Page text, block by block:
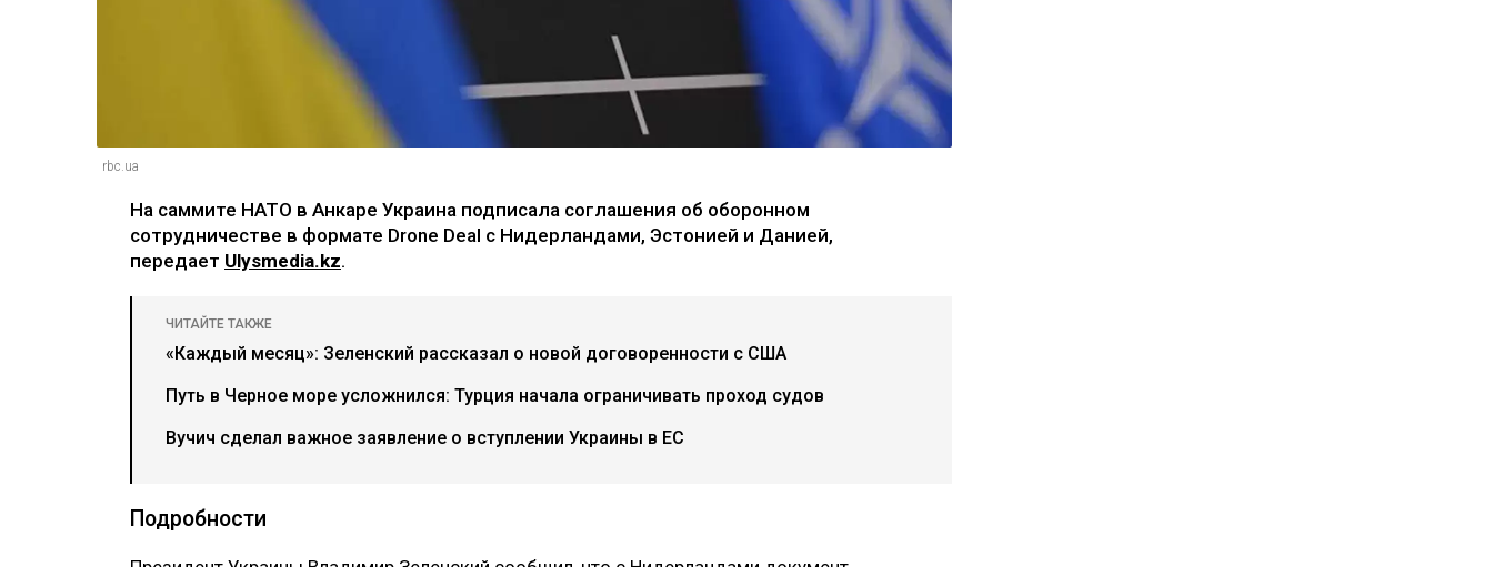
rbc.ua
На саммите НАТО в Анкаре Украина подписала соглашения об оборонном
сотрудничестве в формате Drone Deal с Нидерландами, Эстонией и Данией,
передает Ulysmedia.kz.
ЧИТАЙТЕ ТАКЖЕ
«Каждый месяц»: Зеленский рассказал о новой договоренности с США
Путь в Черное море усложнился: Турция начала ограничивать проход судов
Вучич сделал важное заявление о вступлении Украины в ЕС
Подробности